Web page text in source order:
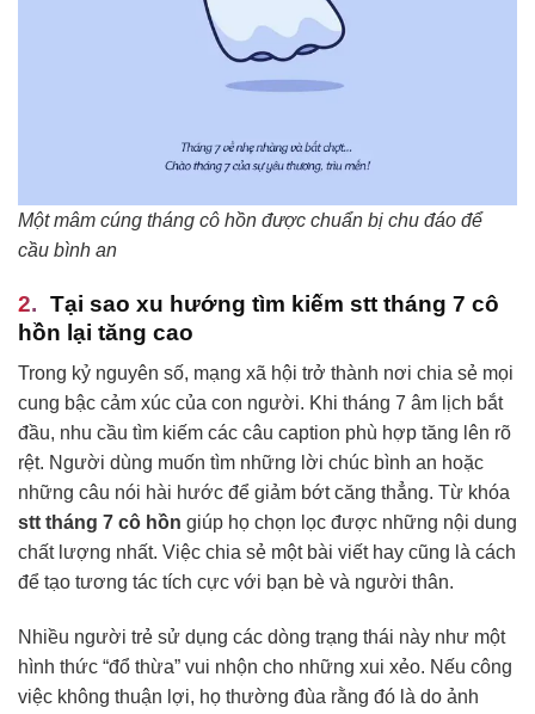
Một mâm cúng tháng cô hồn được chuẩn bị chu đáo để
cầu bình an
Tại sao xu hướng tìm kiếm stt tháng 7 cô
hồn lại tăng cao
Trong kỷ nguyên số, mạng xã hội trở thành nơi chia sẻ mọi
cung bậc cảm xúc của con người. Khi tháng 7 âm lịch bắt
đầu, nhu cầu tìm kiếm các câu caption phù hợp tăng lên rõ
rệt. Người dùng muốn tìm những lời chúc bình an hoặc
những câu nói hài hước để giảm bớt căng thẳng. Từ khóa
stt tháng 7 cô hồn giúp họ chọn lọc được những nội dung
chất lượng nhất. Việc chia sẻ một bài viết hay cũng là cách
để tạo tương tác tích cực với bạn bè và người thân.
Nhiều người trẻ sử dụng các dòng trạng thái này như một
hình thức “đổ thừa” vui nhộn cho những xui xẻo. Nếu công
việc không thuận lợi, họ thường đùa rằng đó là do ảnh